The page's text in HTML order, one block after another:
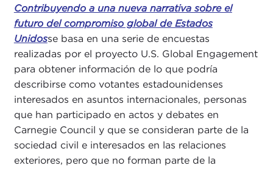
Contribuyendo a una nueva narrativa sobre el
futuro del compromiso global de Estados
Unidosse basa en una serie de encuestas
realizadas por el proyecto U.S. Global Engagement
para obtener información de lo que podría
describirse como votantes estadounidenses
interesados en asuntos internacionales, personas
que han participado en actos y debates en
Carnegie Council y que se consideran parte de la
sociedad civil e interesados en las relaciones
exteriores, pero que no forman parte de la